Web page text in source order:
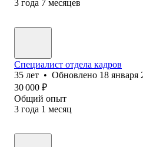
3 года 7 месяцев
Специалист отдела кадров
35 лет • Обновлено 18 января
30 000 ₽
Общий опыт
3 года 1 месяц